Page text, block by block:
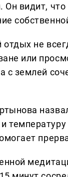
видит,
не
или
с землей